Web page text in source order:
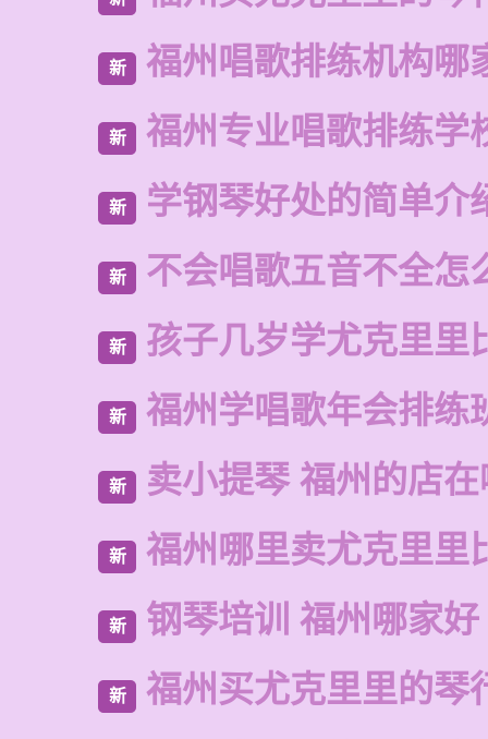
新 福州唱歌排练机构哪
新 福州专业唱歌排练学
新 学钢琴好处的简单介
新 不会唱歌五音不全怎
新 孩子几岁学尤克里里
新 福州学唱歌年会排练
新 卖小提琴 福州的店
新 福州哪里卖尤克里里
新 钢琴培训 福州哪家好
新 福州买尤克里里的琴